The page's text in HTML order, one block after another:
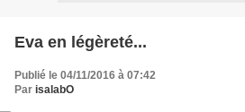
Eva en légèreté...
Publié le 04/11/2016 à 07:42
Par isalabO